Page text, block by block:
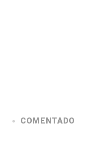
COMENTADO